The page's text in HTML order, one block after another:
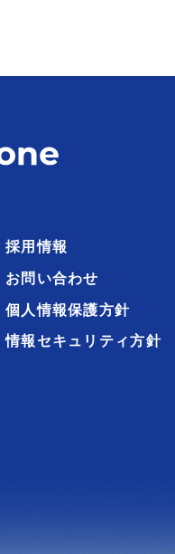
採用情報
お問い合わせ
個人情報保護方針
情報セキュリティ方針